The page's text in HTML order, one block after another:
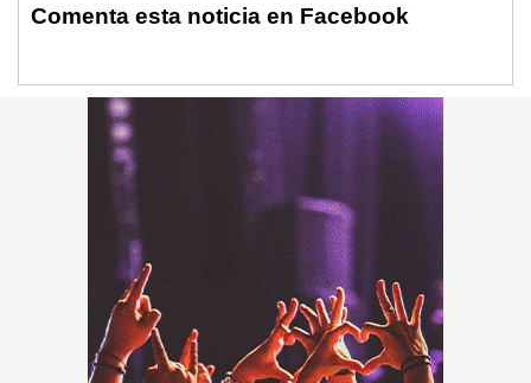
Comenta esta noticia en Facebook